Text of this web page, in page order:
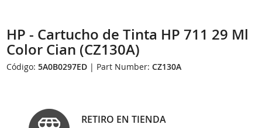
HP - Cartucho de Tinta HP 711 29 Ml
Color Cian (CZ130A)
Código:5A0B0297ED | Part Number:CZ130A
RETIRO EN TIENDA